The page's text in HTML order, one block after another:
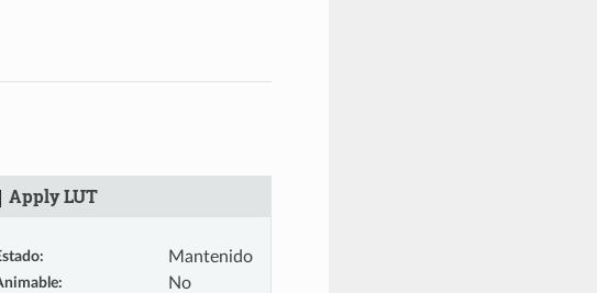
Apply LUT
: Mantenido
: No